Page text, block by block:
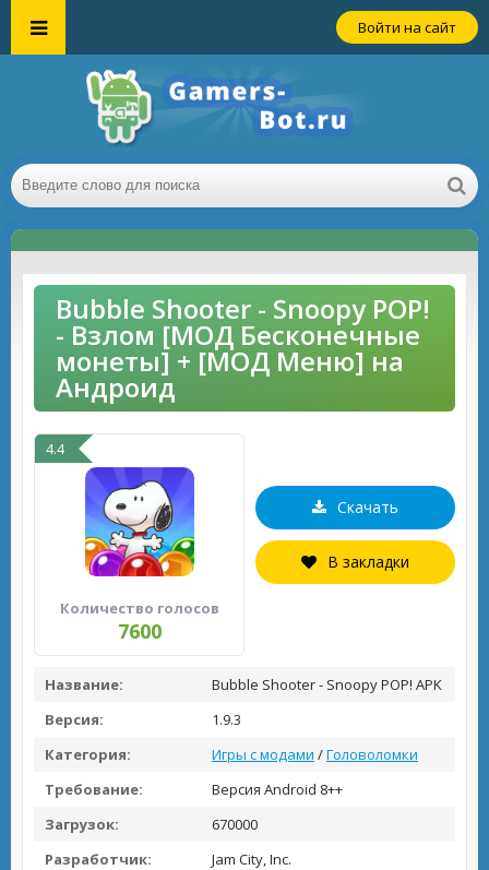
Войти на сайт
Bubble Shooter - Snoopy POP!
- Взлом [МОД Бесконечные
монеты] + [МОД Меню] на
Андроид
4.4
Количество голосов
7600
Скачать
В закладки
Название:
Bubble Shooter - Snoopy POP! APK
Версия:
1.9.3
Категория:
Игры с модами /Головоломки
Требование:
Версия Android 8++
Загрузок:
670000
Разработчик:
Jam City, Inc.